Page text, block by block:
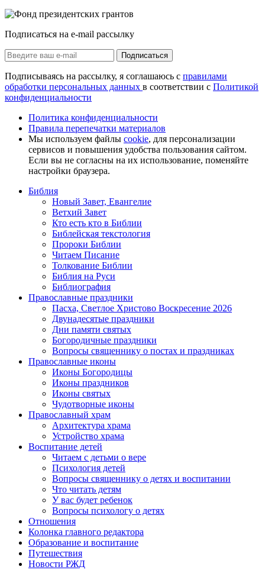
Подписаться на e-mail рассылку
Подписаться
Подписываясь на рассылку, я соглашаюсь с правилами
обработки персональных данных в соответствии с Политикой
конфиденциальности
Политика конфиденциальности
Правила перепечатки материалов
Мы используем файлы cookie, для персонализации
сервисов и повышения удобства пользования сайтом.
Если вы не согласны на их использование, поменяйте
настройки браузера.
Библия
Новый Завет, Евангелие
Ветхий Завет
Кто есть кто в Библии
Библейская текстология
Пророки Библии
Читаем Писание
Толкование Библии
Библия на Руси
Библиография
Православные праздники
Пасха, Светлое Христово Воскресение 2026
Двунадесятые праздники
Дни памяти святых
Богородичные праздники
Вопросы священнику о постах и праздниках
Православные иконы
Иконы Богородицы
Иконы праздников
Иконы святых
Чудотворные иконы
Православный храм
Архитектура храма
Устройство храма
Воспитание детей
Читаем с детьми о вере
Психология детей
Вопросы священнику о детях и воспитании
Что читать детям
У вас будет ребенок
Вопросы психологу о детях
Отношения
Колонка главного редактора
Образование и воспитание
Путешествия
Новости РЖД